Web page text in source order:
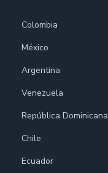
Colombia
México
Argentina
Venezuela
República Dominicana
Chile
Ecuador